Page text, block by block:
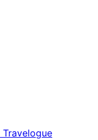
Travelogue